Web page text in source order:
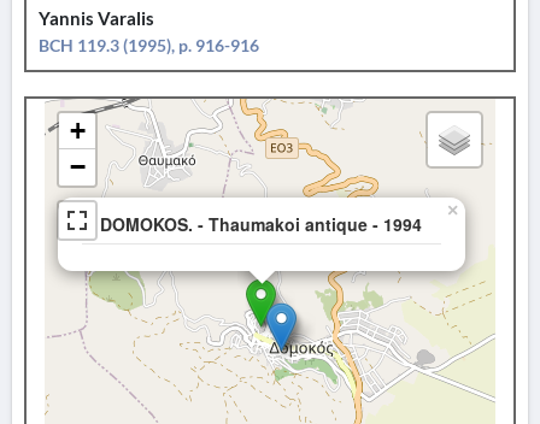
Yannis Varalis
BCH 119.3 (1995), p. 916-916
DOMOKOS. - Thaumakoi antique - 1994
×
+
−